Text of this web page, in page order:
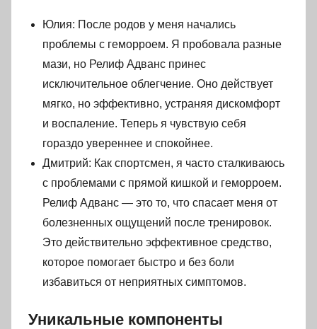
Юлия: После родов у меня начались
проблемы с геморроем. Я пробовала разные
мази, но Релиф Адванс принес
исключительное облегчение. Оно действует
мягко, но эффективно, устраняя дискомфорт
и воспаление. Теперь я чувствую себя
гораздо увереннее и спокойнее.
Дмитрий: Как спортсмен, я часто сталкиваюсь
с проблемами с прямой кишкой и геморроем.
Релиф Адванс — это то, что спасает меня от
болезненных ощущений после тренировок.
Это действительно эффективное средство,
которое помогает быстро и без боли
избавиться от неприятных симптомов.
Уникальные компоненты